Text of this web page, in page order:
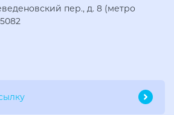
пер., д. 8 (метро